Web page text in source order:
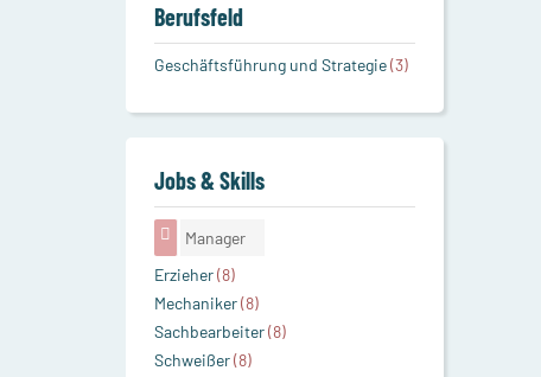
Berufsfeld
Geschäftsführung und Strategie(3)
Jobs & Skills
Manager
Erzieher(8)
Mechaniker(8)
Sachbearbeiter(8)
Schweißer(8)